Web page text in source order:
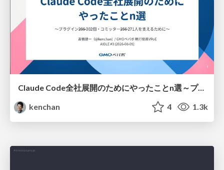
Claude Code全社展開のためにやったことn選～プラグイン302個・コミッター271人を支えるために～
kenchan
4 1.3k